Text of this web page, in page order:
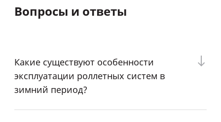
Вопросы и ответы
Какие существуют особенности
эксплуатации роллетных систем в
зимний период?